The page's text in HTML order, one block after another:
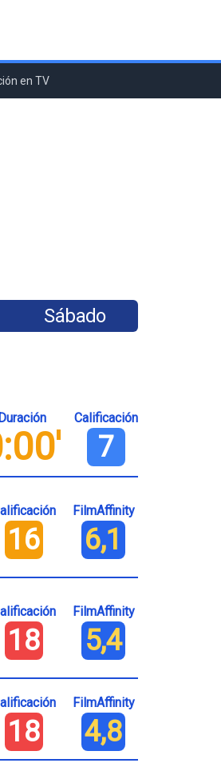
en TV
Sábado
Calificación
7
16
FilmAffinity
6,1
18
FilmAffinity
5,4
18
FilmAffinity
4,8